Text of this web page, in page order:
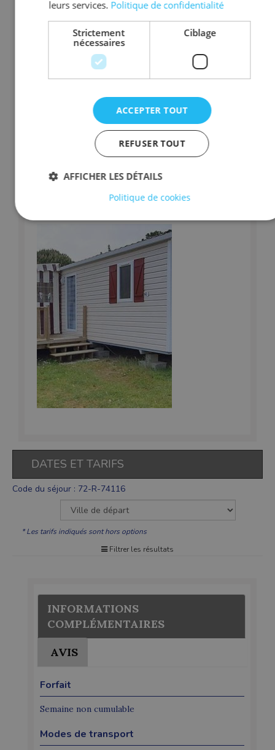
CH 3 RDC 1 lit double
RDC
RDC 2 lits simples
Piscine, Salon de jardin, Table de ping-
pong, Téléviseur, soirées à thèmes, karaoké, aquagym,
tournoi de vollley.
Restauration:
Repas préparés par les accompagnateurs avec l'aide des
DATES ET TARIFS
Code du séjour : 72-R-74116
* Les tarifs indiqués sont hors options
Filtrer les résultats
INFORMATIONS
COMPLÉMENTAIRES
AVIS
Forfait
Semaine non cumulable
Modes de transport
leurs services. Politique de confidentialité
Strictement
nécessaires
Ciblage
ACCEPTER TOUT
REFUSER TOUT
AFFICHER LES DÉTAILS
Politique de cookies